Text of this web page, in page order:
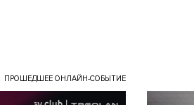
ПРОШЕДШЕЕ ОНЛАЙН-СОБЫТИЕ